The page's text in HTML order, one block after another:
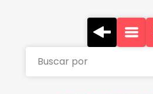
Buscar por